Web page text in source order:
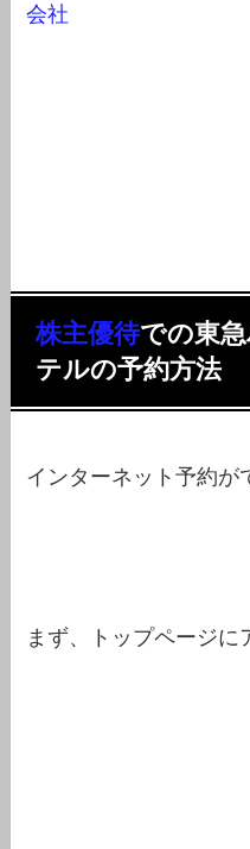
会社
株主優待での東
テルの予約方法
インターネット予約が
まず、トップページに